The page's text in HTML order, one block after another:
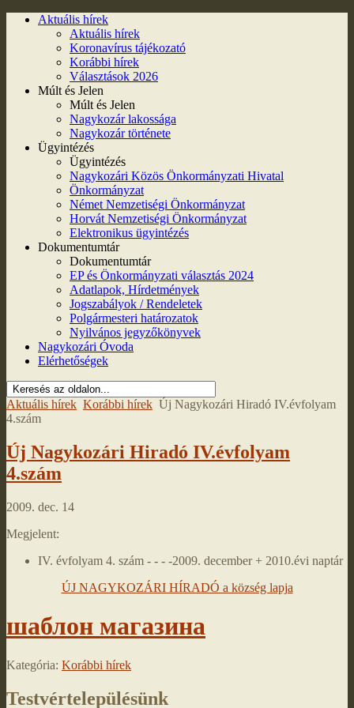
Aktuális hírek
Aktuális hírek
Koronavírus tájékozató
Korábbi hírek
Választások 2026
Múlt és Jelen
Múlt és Jelen
Nagykozár lakossága
Nagykozár története
Ügyintézés
Ügyintézés
Nagykozári Közös Önkormányzati Hivatal
Önkormányzat
Német Nemzetiségi Önkormányzat
Horvát Nemzetiségi Önkormányzat
Elektronikus ügyintézés
Dokumentumtár
Dokumentumtár
EP és Önkormányzati választás 2024
Adatlapok, Hírdetmények
Jogszabályok / Rendeletek
Polgármesteri határozatok
Nyilvános jegyzőkönyvek
Nagykozári Óvoda
Elérhetőségek
Aktuális hírek Korábbi hírek Új Nagykozári Hiradó IV.évfolyam
4.szám
Új Nagykozári Hiradó IV.évfolyam
4.szám
2009. dec. 14
Megjelent:
IV. évfolyam 4. szám - - - -2009. december + 2010.évi naptár
ÚJ NAGYKOZÁRI HÍRADÓ a község lapja
шаблон магазина
Kategória: Korábbi hírek
Testvértelepülésünk